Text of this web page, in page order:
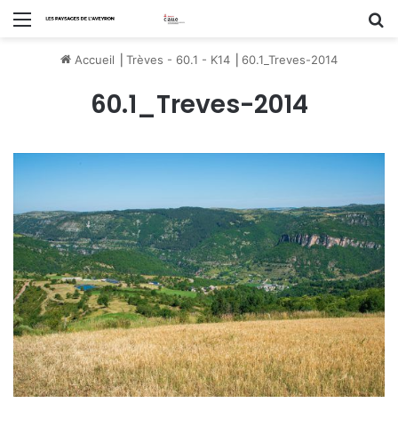
Menu
Accueil Trèves - 60.1 - K14 60.1_Treves-2014
60.1_Treves-2014